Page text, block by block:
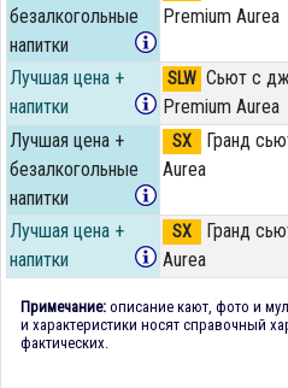
безалкогольные
напитки
Premium Aurea
Лучшая цена +
напитки
SLW Сьют с
Premium Aurea
Лучшая цена +
безалкогольные
напитки
SX
Гранд
Aurea
Лучшая цена +
напитки
SX
Гранд
Aurea
Примечание: описание кают, фото и
и характеристики носят справочный
фактических.